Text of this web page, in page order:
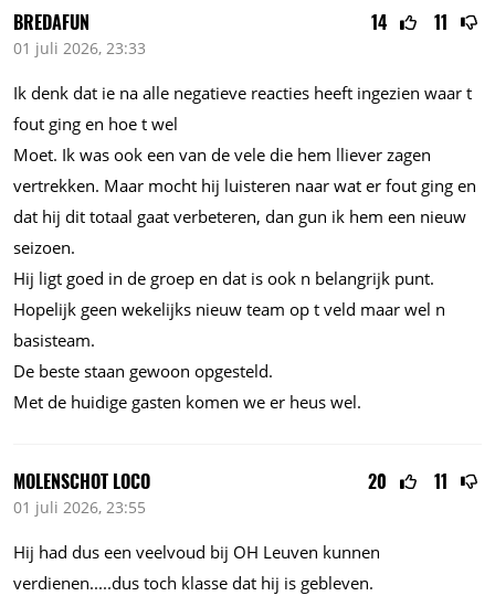
14 11
BREDAFUN
01 juli 2026, 23:33
Ik denk dat ie na alle negatieve reacties heeft ingezien waar t
fout ging en hoe t wel
Moet. Ik was ook een van de vele die hem lliever zagen
vertrekken. Maar mocht hij luisteren naar wat er fout ging en
dat hij dit totaal gaat verbeteren, dan gun ik hem een nieuw
seizoen.
Hij ligt goed in de groep en dat is ook n belangrijk punt.
Hopelijk geen wekelijks nieuw team op t veld maar wel n
basisteam.
De beste staan gewoon opgesteld.
Met de huidige gasten komen we er heus wel.
20 11
MOLENSCHOT LOCO
01 juli 2026, 23:55
Hij had dus een veelvoud bij OH Leuven kunnen
verdienen.....dus toch klasse dat hij is gebleven.